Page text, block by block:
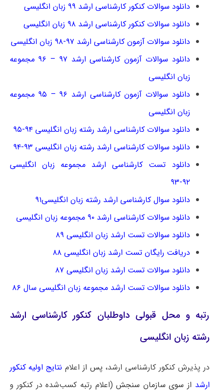
دانلود سوالات کنکور کارشناسی ارشد ۹۹ زبان انگلیسی
دانلود سوالات کنکور کارشناسی ارشد ۹۸ زبان انگلیسی
دانلود سوالات آزمون کارشناسی ارشد ۹۷-۹۸ زبان انگلیسی
دانلود سوالات آزمون کارشناسی ارشد ۹۷ – ۹۶ مجموعه
زبان انگلیسی
دانلود سوالات آزمون کارشناسی ارشد ۹۶ – ۹۵ مجموعه
زبان انگلیسی
دانلود سوالات کارشناسی ارشد رشته زبان انگلیسی ۹۴-۹۵
دانلود سوالات کارشناسی ارشد رشته زبان انگلیسی ۹۳-۹۴
دانلود تست کارشناسی ارشد مجموعه زبان انگلیسی
۹۲-۹۳
دانلود سوال کارشناسی ارشد رشته زبان انگلیسی۹۱
دانلود سوالات کارشناسی ارشد ۹۰ مجموعه زبان انگلیسی
دانلود سوالات تست ارشد زبان انگلیسی ۸۹
دریافت رایگان تست ارشد زبان انگلیسی ۸۸
دانلود سوالات تست ارشد زبان انگلیسی ۸۷
دانلود سوالات تست ارشد مجموعه زبان انگلیسی سال ۸۶
رتبه و محل قبولی داوطلبان کنکور کارشناسی ارشد
رشته زبان انگلیسی
در پذیرش کنکور کارشناسی ارشد، پس از اعلام نتایج اولیه کنکور
ارشد از سوی سازمان سنجش(اعلام رتبه کسب‌شده در کنکور و